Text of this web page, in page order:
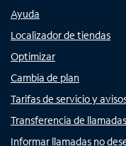
Ayuda
Localizador de tiendas
Optimizar
Cambia de plan
Tarifas de servicio y
Transferencia de
Informar llamadas no